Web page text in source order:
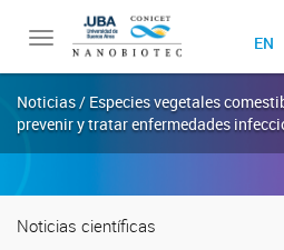
Toggle
navigation
EN
Noticias / Especies vegetales
prevenir y tratar enfermedades
Noticias científicas